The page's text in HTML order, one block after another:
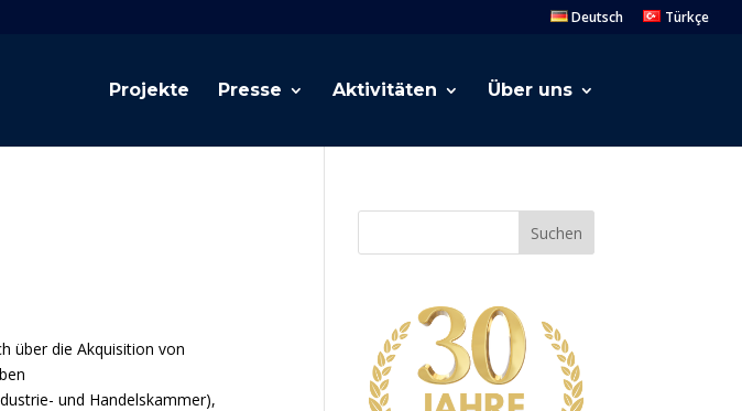
Deutsch Türkçe
Projekte Presse Aktivitäten Über uns
über die Akquisition von
und Handelskammer),
Suchen